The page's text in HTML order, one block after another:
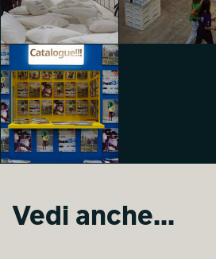
1st (First)
Riccardo Bertani
1st (First)
Riccardo Bertani
1st (First)
Riccardo Bertani
Vedi anche...